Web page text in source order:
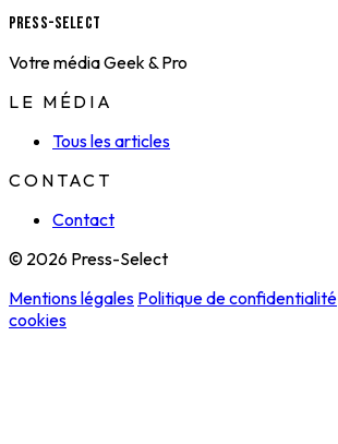
Press-Select
Votre média Geek & Pro
LE MÉDIA
Tous les articles
CONTACT
Contact
© 2026 Press-Select
Mentions légales Politique de confidentialité
cookies